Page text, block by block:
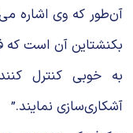
آن‌طور که وی اشاره
بکنشتاین آن است که
به خوبی کنترل
آشکاری‌سازی نمایند.”